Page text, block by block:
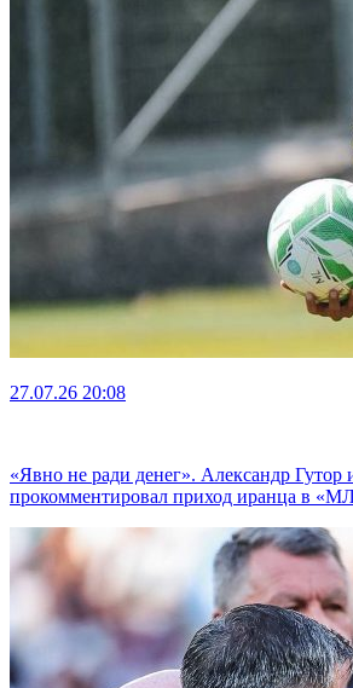
27.07.26 20:08
«Явно не ради денег». Александр Гутор
прокомментировал приход иранца в